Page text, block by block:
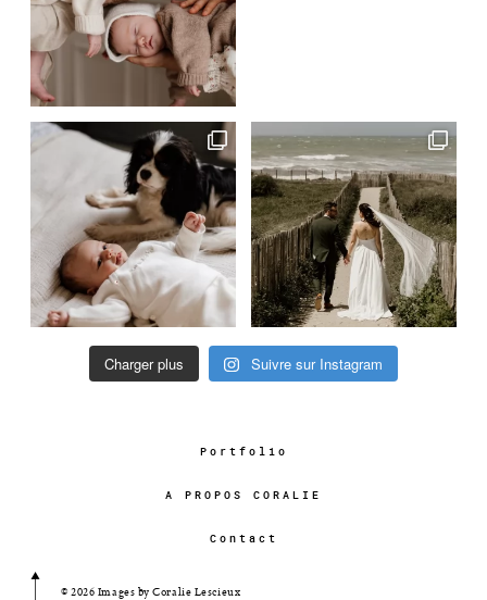
Charger plus Suivre sur Instagram
Portfolio
A PROPOS CORALIE
Contact
© 2026 Images by Coralie Lescieux